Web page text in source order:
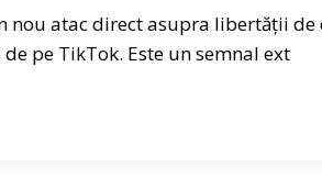
nou atac direct asupra libertății
pe TikTok. Este un semnal ext